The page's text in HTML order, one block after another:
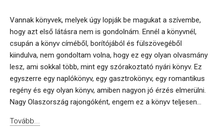
Vannak könyvek, melyek úgy lopják be magukat a szívembe,
hogy azt első látásra nem is gondolnám. Ennél a könyvnél,
csupán a könyv címéből, borítójából és fülszövegéből
kiindulva, nem gondoltam volna, hogy ez egy olyan olvasmány
lesz, ami sokkal több, mint egy szórakoztató nyári könyv. Ez
egyszerre egy naplókönyv, egy gasztrokönyv, egy romantikus
regény és egy olyan könyv, amiben nagyon jó érzés elmerülni.
Nagy Olaszország rajongóként, engem ez a könyv teljesen...
Tovább...